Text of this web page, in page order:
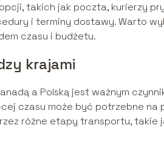
takich jak poczta, kurierzy
i terminy dostawy. Warto
czasu i budżetu.
krajami
a Polską jest ważnym
czasu może być potrzebne
różne etapy transportu, takie